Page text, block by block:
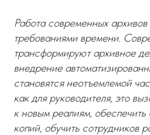
Работа современных
требованиями времени.
трансформируют архивное
внедрение
становятся неотъемлемой
как для руководителя, это
к новым реалиям,
копий, обучить сотрудников